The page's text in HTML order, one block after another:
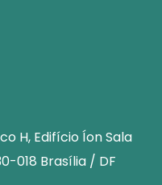
H, Edifício Íon Sala
018 Brasília / DF